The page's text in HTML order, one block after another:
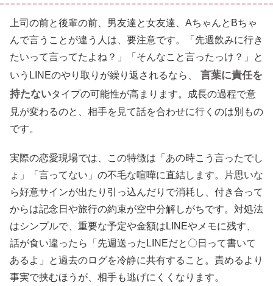
上司の前と後輩の前、男友達と女友達、AちゃんとBちゃ
んで言うことが違う人は、要注意です。「先週飲みに行き
たいって言ってたよね？」「そんなこと言ったっけ？」と
いうLINEのやり取りが繰り返されるなら、
言葉に責任を
持たないタイプの可能性が高まります。成長の過程で意
見が変わるのと、相手を見て話を合わせに行くのは別もの
です。
実際の恋愛現場では、この特徴は「あの時こう言ったでし
ょ」「言ってない」の不毛な喧嘩に直結します。片思いな
ら好意サインが出たり引っ込んだりで消耗し、付き合って
からは記念日や旅行の約束が空中分解しがちです。対処法
はシンプルで、重要な予定や金額はLINEやメモに残す、
話が食い違ったら「先週送ったLINEだと〇日って書いて
あるよ」と過去のログを冷静に共有すること。責めるより
事実で挟むほうが、相手も逃げにくくなります。